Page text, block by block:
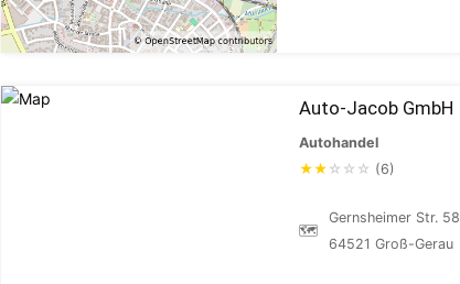
Auto-Jacob GmbH
Autohandel
★★ ☆ ☆ ☆ (6)
🗺
Gernsheimer Str. 58
64521 Groß-Gerau